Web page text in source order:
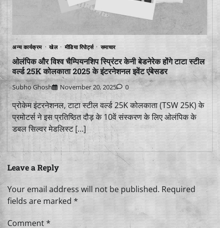
अन्य कार्यक्रम खेल मीडिया रिपोर्ट्स समाचार
ओलंपिक और विश्व चैम्पियनशिप स्प्रिंटर केनी बेडनेरेक होंगे टाटा स्टील
वर्ल्ड 25K कोलकाता 2025 के इंटरनेशनल इवेंट एंबेसडर
Subho Ghosh November 20, 2025 0
प्रोकेम इंटरनेशनल, टाटा स्टील वर्ल्ड 25K कोलकाता (TSW 25K) के
प्रमोटर्स ने इस प्रतिष्ठित दौड़ के 10वें संस्करण के लिए ओलंपिक के
डबल सिल्वर मेडलिस्ट […]
Leave a Reply
Your email address will not be published. Required
fields are marked *
Comment*